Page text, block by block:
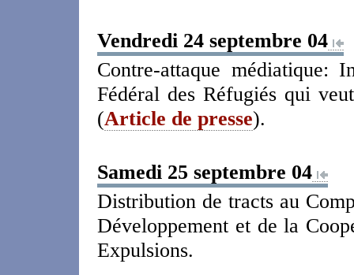
Vendredi 24 septembre 04
Contre-attaque médiatique:
Fédéral des Réfugiés qui
(Article de presse).
Samedi 25 septembre 04
Distribution de tracts au
Développement et de la
Expulsions.